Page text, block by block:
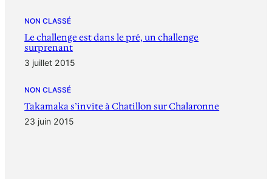
NON CLASSÉ
Le challenge est dans le pré, un challenge
surprenant
3 juillet 2015
NON CLASSÉ
Takamaka s’invite à Chatillon sur Chalaronne
23 juin 2015